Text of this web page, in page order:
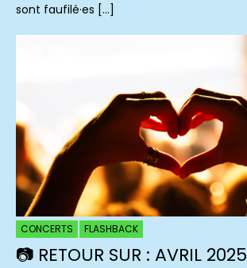
sont faufilé·es […]
CONCERTS FLASHBACK
📷 RETOUR SUR : AVRIL 2025